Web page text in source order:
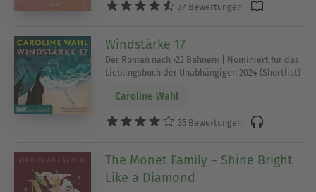
37 Bewertungen
Windstärke 17
Der Roman nach ›22 Bahnen‹ | Nominiert für das
Lieblingsbuch der Unabhängigen 2024 (Shortlist)
Caroline Wahl
35 Bewertungen
The Monet Family – Shine Bright
Like a Diamond